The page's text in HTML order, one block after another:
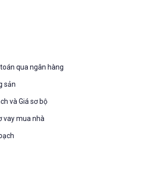
qua ngân hàng
sản
và Giá sơ bộ
vay mua nhà